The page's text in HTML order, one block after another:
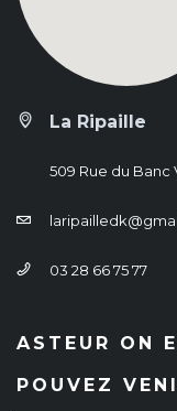
La Ripaille
509 Rue du Banc
03 28 66 75 77
ASTEUR ON
POUVEZ